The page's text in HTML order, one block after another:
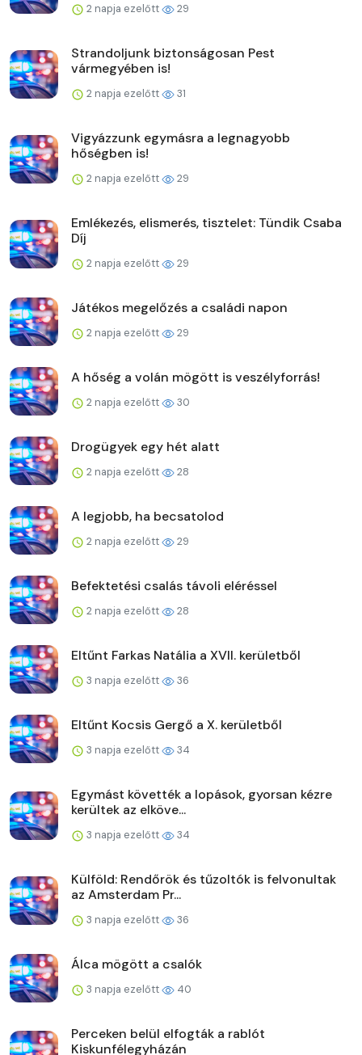
2 napja ezelőtt 29
Strandoljunk biztonságosan Pest
vármegyében is!
2 napja ezelőtt 31
Vigyázzunk egymásra a legnagyobb
hőségben is!
2 napja ezelőtt 29
Emlékezés, elismerés, tisztelet: Tündik Csaba
Díj
2 napja ezelőtt 29
Játékos megelőzés a családi napon
2 napja ezelőtt 29
A hőség a volán mögött is veszélyforrás!
2 napja ezelőtt 30
Drogügyek egy hét alatt
2 napja ezelőtt 28
A legjobb, ha becsatolod
2 napja ezelőtt 29
Befektetési csalás távoli eléréssel
2 napja ezelőtt 28
Eltűnt Farkas Natália a XVII. kerületből
3 napja ezelőtt 36
Eltűnt Kocsis Gergő a X. kerületből
3 napja ezelőtt 34
Egymást követték a lopások, gyorsan kézre
kerültek az elköve...
3 napja ezelőtt 34
Külföld: Rendőrök és tűzoltók is felvonultak
az Amsterdam Pr...
3 napja ezelőtt 36
Álca mögött a csalók
3 napja ezelőtt 40
Perceken belül elfogták a rablót
Kiskunfélegyházán